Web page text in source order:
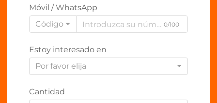
Móvil / WhatsApp
Código
0/100
Estoy interesado en
Por favor elija
Cantidad